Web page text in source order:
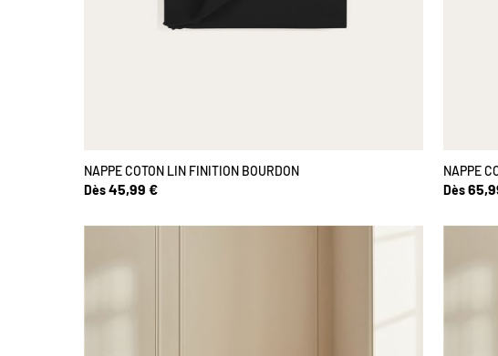
NAPPE COTON LIN FINITION BOURDON
Dès45,99 €
NAPPE
Dès